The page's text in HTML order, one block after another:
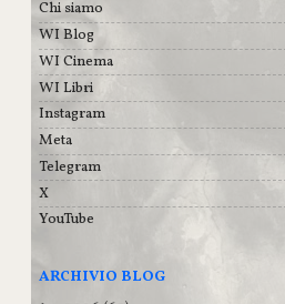
Chi siamo
WI Blog
WI Cinema
WI Libri
Instagram
Meta
Telegram
X
YouTube
ARCHIVIO BLOG